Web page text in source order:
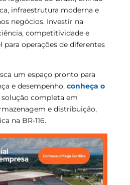
infraestrutura moderna e
negócios. Investir na
competitividade e
para operações de diferentes
um espaço pronto para
e desempenho, conheça o
solução completa em
e distribuição,
na BR-116.